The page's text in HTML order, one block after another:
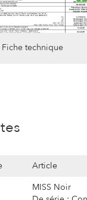
Fiche technique
Article
MISS Noir